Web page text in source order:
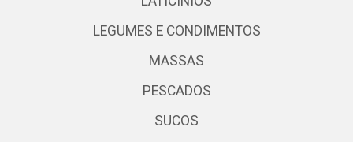
LEGUMES E CONDIMENTOS
MASSAS
PESCADOS
SUCOS